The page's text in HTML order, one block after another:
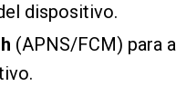
dispositivo.
(APNS/FCM) para